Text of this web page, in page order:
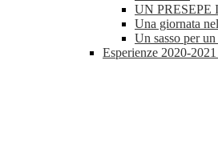
UN
Una giornata
Un sasso per
Esperienze 2020-